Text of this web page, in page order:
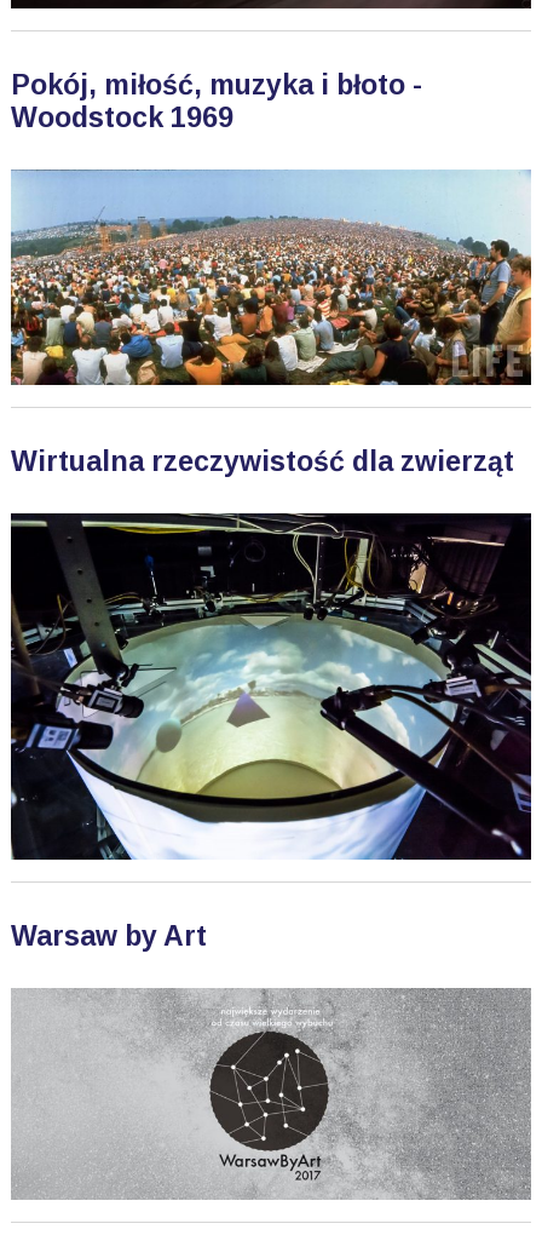
Pokój, miłość, muzyka i błoto -
Woodstock 1969
Wirtualna rzeczywistość dla zwierząt
Warsaw by Art